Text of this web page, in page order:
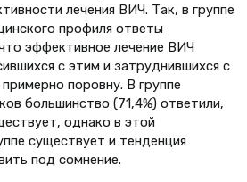
лечения ВИЧ. Так, в группе
профиля ответы
эффективное лечение ВИЧ
с этим и затруднившихся с
поровну. В группе
большинство (71,4%) ответили,
однако в этой
существует и тенденция
под сомнение.